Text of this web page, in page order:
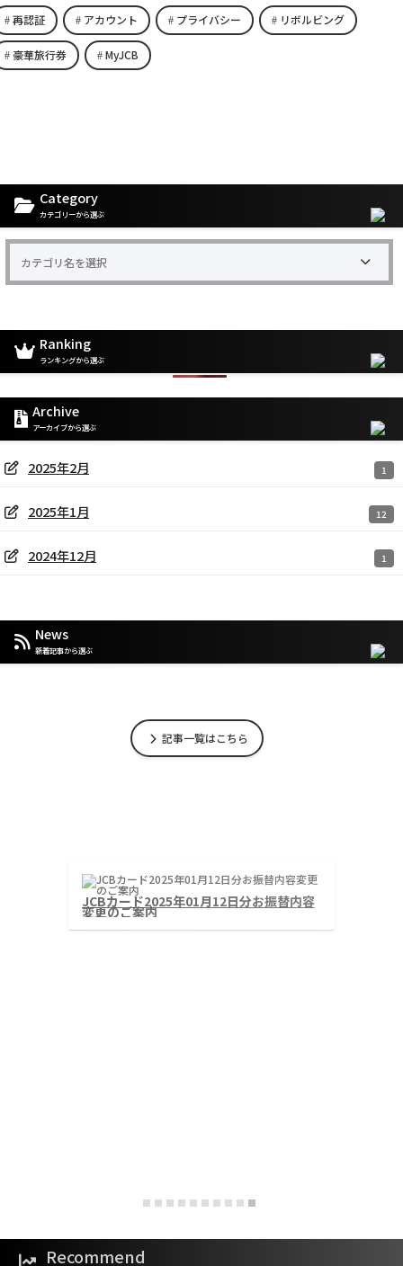
再認証 アカウント プライバシー リボルビング
豪華旅行券 MyJCB
Category
カテゴリーから選ぶ
Ranking
ランキングから選ぶ
Archive
アーカイブから選ぶ
2025年2月 1
2025年1月 12
2024年12月 1
News
新着記事から選ぶ
記事一覧はこちら
【重要なお知らせ】お客様のお支払い方法
が承認されません
Recommend